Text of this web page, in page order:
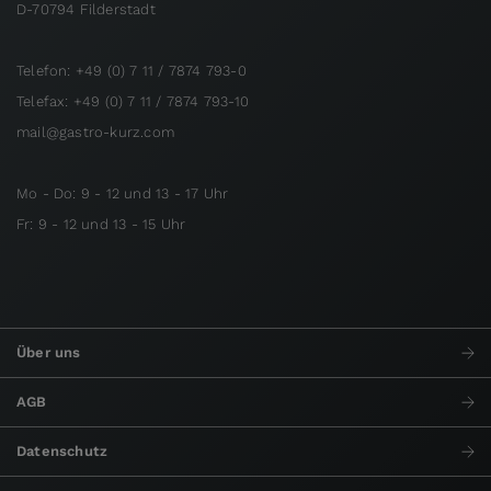
D-70794 Filderstadt
Telefon: +49 (0) 7 11 / 7874 793-0
Telefax: +49 (0) 7 11 / 7874 793-10
mail@gastro-kurz.com
Mo - Do: 9 - 12 und 13 - 17 Uhr
Fr: 9 - 12 und 13 - 15 Uhr
Über uns
AGB
Datenschutz